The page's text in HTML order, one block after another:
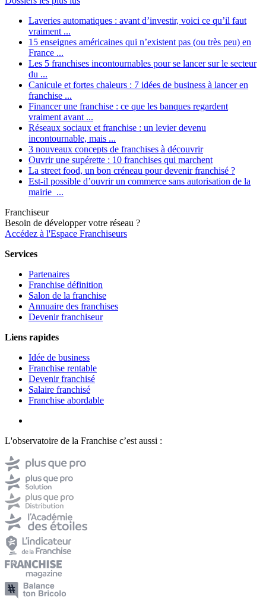
Laveries automatiques : avant d’investir, voici ce qu’il faut
vraiment ...
15 enseignes américaines qui n’existent pas (ou très peu) en
France ...
Les 5 franchises incontournables pour se lancer sur le secteur
du ...
Canicule et fortes chaleurs : 7 idées de business à lancer en
franchise ...
Financer une franchise : ce que les banques regardent
vraiment avant ...
Réseaux sociaux et franchise : un levier devenu
incontournable, mais ...
3 nouveaux concepts de franchises à découvrir
Ouvrir une supérette : 10 franchises qui marchent
La street food, un bon créneau pour devenir franchisé ?
Est-il possible d’ouvrir un commerce sans autorisation de la
mairie ...
Franchiseur
Besoin de développer votre réseau ?
Accédez à l'Espace Franchiseurs
Services
Partenaires
Franchise définition
Salon de la franchise
Annuaire des franchises
Devenir franchiseur
Liens rapides
Idée de business
Franchise rentable
Devenir franchisé
Salaire franchisé
Franchise abordable
L'observatoire de la Franchise c’est aussi :